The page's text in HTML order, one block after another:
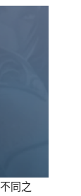
同之